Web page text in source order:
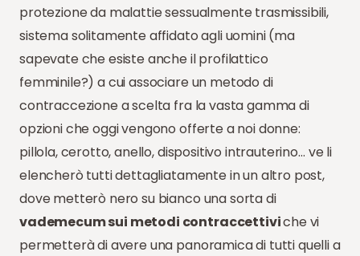
protezione da malattie sessualmente trasmissibili,
sistema solitamente affidato agli uomini (ma
sapevate che esiste anche il profilattico
femminile?) a cui associare un metodo di
contraccezione a scelta fra la vasta gamma di
opzioni che oggi vengono offerte a noi donne:
pillola, cerotto, anello, dispositivo intrauterino… ve li
elencherò tutti dettagliatamente in un altro post,
dove metterò nero su bianco una sorta di
vademecum sui metodi contraccettiviche vi
permetterà di avere una panoramica di tutti quelli a